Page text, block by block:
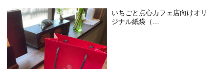
いちごと点心カフェ店向けオリ
ジナル紙袋（…